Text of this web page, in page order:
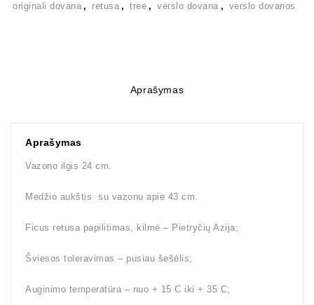
originali dovana , retusa , tree , verslo dovana , verslo dovanos
Aprašymas
Aprašymas
Vazono ilgis 24 cm.
Medžio aukštis su vazonu apie 43 cm.
Ficus retusa papilitimas, kilmė – Pietryčių Azija;
Šviesos toleravimas – pusiau šešėlis;
Auginimo temperatūra – nuo + 15 C iki + 35 C;